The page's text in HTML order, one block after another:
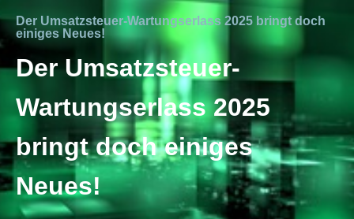
Branchen
Über Uns
Karriere
Kontakt
Standorte
Der Umsatzsteuer-Wartungserlass 2025 bringt doch
einiges Neues!
Der Umsatzsteuer-
Wartungserlass 2025
bringt doch einiges
Neues!